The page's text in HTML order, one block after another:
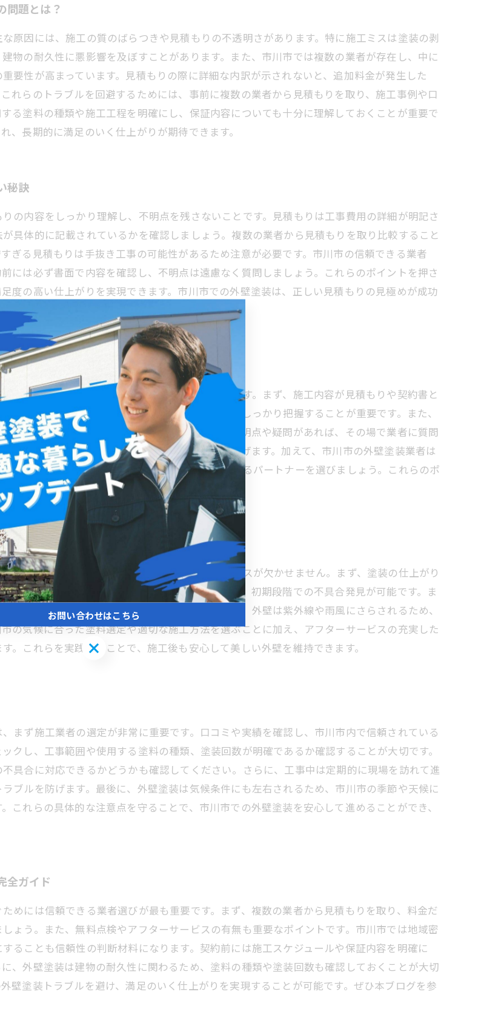
問題とは？
原因には、施工の質のばらつきや見積もりの不透明さがあります。特に施工ミスは塗装の剥
物の耐久性に悪影響を及ぼすことがあります。また、市川市では複数の業者が存在し、中に
要性が高まっています。見積もりの際に詳細な内訳が示されないと、追加料金が発生した
れらのトラブルを回避するためには、事前に複数の業者から見積もりを取り、施工事例や口
る塗料の種類や施工工程を明確にし、保証内容についても十分に理解しておくことが重要で
、長期的に満足のいく仕上がりが期待できます。
秘訣
の内容をしっかり理解し、不明点を残さないことです。見積もりは工事費用の詳細が明記さ
具体的に記載されているかを確認しましょう。複数の業者から見積もりを取り比較すること
ぎる見積もりは手抜き工事の可能性があるため注意が必要です。市川市の信頼できる業者
には必ず書面で内容を確認し、不明点は遠慮なく質問しましょう。これらのポイントを押さ
度の高い仕上がりを実現できます。市川市での外壁塗装は、正しい見積もりの見極めが成功
防ぐ方法
トを押さえることはトラブル回避に非常に有効です。まず、施工内容が見積もりや契約書と
る塗料の種類や数量、施工方法についても現場でしっかり把握することが重要です。また、
て記録を残すこともおすすめします。施工中に不明点や疑問があれば、その場で業者に質問
生するクレームや追加費用のトラブルを未然に防げます。加えて、市川市の外壁塗装業者は
、資格の有無を慎重に確認し、安心して任せられるパートナーを選びましょう。これらのポ
。
るためには施工内容の確認と定期的なメンテナンスが欠かせません。まず、塗装の仕上がり
割れがないかを施工業者と一緒に確認することで、初期段階での不具合発見が可能です。ま
があればすぐに相談することが重要です。さらに、外壁は紫外線や雨風にさらされるため、
の気候に合った塗料選定や適切な施工方法を選ぶことに加え、アフターサービスの充実した
。これらを実践することで、施工後も安心して美しい外壁を維持できます。
まず施工業者の選定が非常に重要です。口コミや実績を確認し、市川市内で信頼されている
クし、工事範囲や使用する塗料の種類、塗装回数が明確であるか確認することが大切です。
具合に対応できるかどうかも確認してください。さらに、工事中は定期的に現場を訪れて進
ブルを防げます。最後に、外壁塗装は気候条件にも左右されるため、市川市の季節や天候に
これらの具体的な注意点を守ることで、市川市での外壁塗装を安心して進めることができ、
全ガイド
めには信頼できる業者選びが最も重要です。まず、複数の業者から見積もりを取り、料金だ
ょう。また、無料点検やアフターサービスの有無も重要なポイントです。市川市では地域密
ることも信頼性の判断材料になります。契約前には施工スケジュールや保証内容を明確に
、外壁塗装は建物の耐久性に関わるため、塗料の種類や塗装回数も確認しておくことが大切
壁塗装トラブルを避け、満足のいく仕上がりを実現することが可能です。ぜひ本ブログを参
お問い合わせはこちら
お問い合わせはこちら